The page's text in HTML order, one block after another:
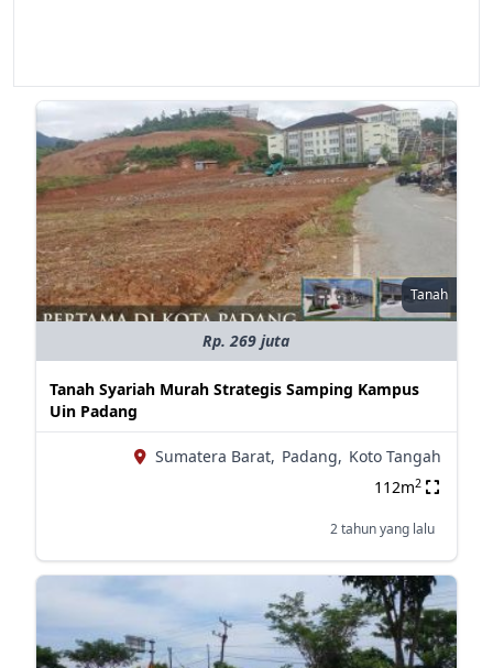
Tanah
Rp. 269 juta
Tanah Syariah Murah Strategis Samping Kampus
Uin Padang
Sumatera Barat, Padang, Koto Tangah
112m2
2 tahun yang lalu